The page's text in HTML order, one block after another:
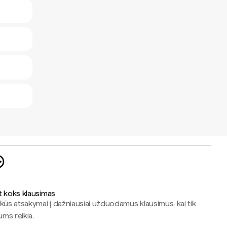
koks klausimas
atsakymai į dažniausiai užduodamus klausimus, kai tik
reikia.